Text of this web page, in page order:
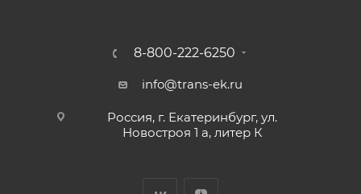
8-800-222-6250
info@trans-ek.ru
Россия, г. Екатеринбург, ул.
Новостроя 1 а, литер К